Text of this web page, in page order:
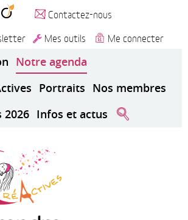
Contactez-nous
Mes outils Me connecter
Notre agenda
Portraits Nos membres
2026 Infos et actus